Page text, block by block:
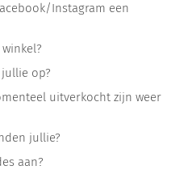
Instagram een
op?
uitverkocht zijn weer
jullie?
aan?